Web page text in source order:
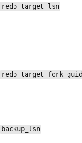
redo_target_lsn
redo_target_fork_guid
backup_lsn